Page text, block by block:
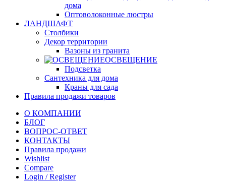
дома
Оптоволоконные люстры
ЛАНДШАФТ
Столбики
Декор территории
Вазоны из гранита
ОСВЕЩЕНИЕ
Подсветка
Сантехника для дома
Краны для сада
Правила продажи товаров
О КОМПАНИИ
БЛОГ
ВОПРОС-ОТВЕТ
КОНТАКТЫ
Правила продажи
Wishlist
Compare
Login / Register